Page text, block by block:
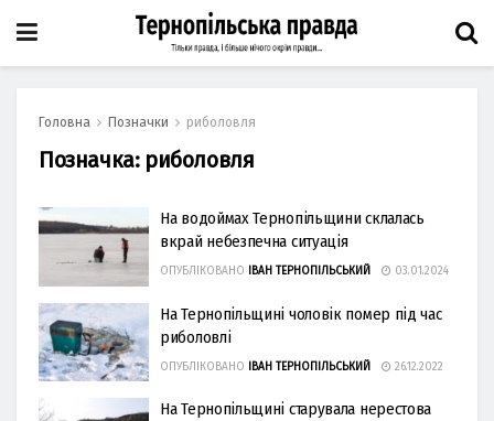
Головна Позначки риболовля
Позначка: риболовля
На водоймах Тернопільщини склалась
вкрай небезпечна ситуація
ОПУБЛІКОВАНО ІВАН ТЕРНОПІЛЬСЬКИЙ 03.01.2024
На Тернопільщині чоловік помер під час
риболовлі
ОПУБЛІКОВАНО ІВАН ТЕРНОПІЛЬСЬКИЙ 26.12.2022
На Тернопільщині старувала нерестова